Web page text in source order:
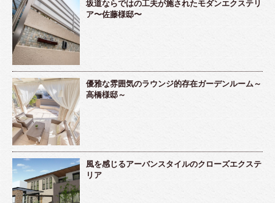
坂道ならではの工夫が施されたモダンエクステリ
ア〜佐藤様邸〜
優雅な雰囲気のラウンジ的存在ガーデンルーム～
高橋様邸～
風を感じるアーバンスタイルのクローズエクステ
リア